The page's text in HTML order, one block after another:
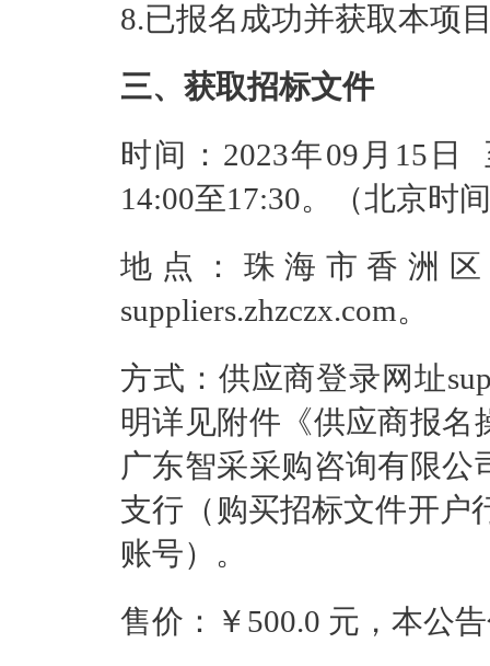
8.已报名成功并获取本项
三、获取招标文件
时间：2023年09月15日
14:00至17:30。（北京时
地点：珠海市香洲
suppliers.zhzczx.com。
方式：供应商登录网址
明详见附件《供应商报
广东智采采购咨询有限
支行（购买招标文件开户
账号）。
售价：￥500.0 元，本公